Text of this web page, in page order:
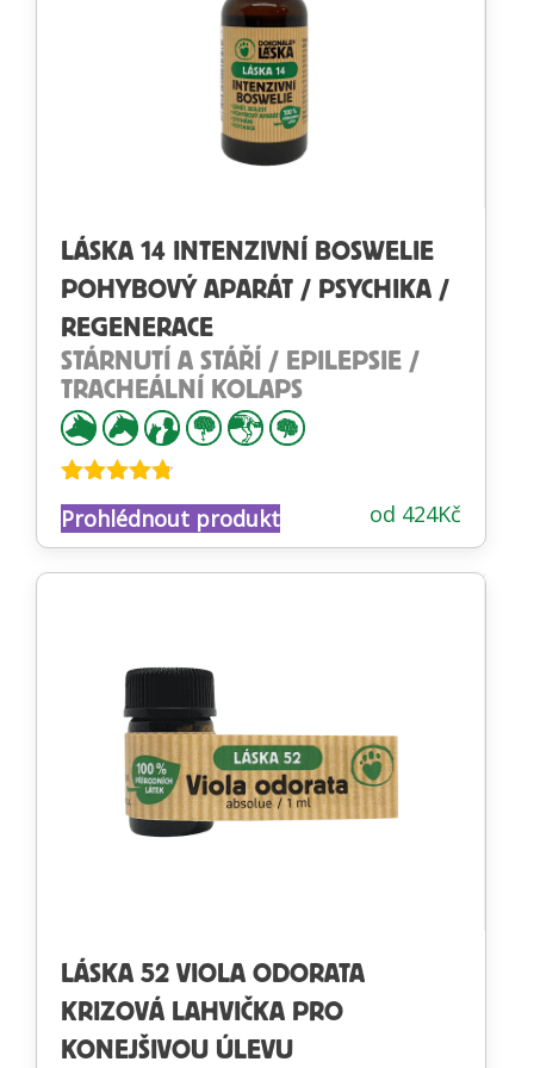
LÁSKA 14 INTENZIVNÍ BOSWELIE
POHYBOVÝ APARÁT / PSYCHIKA /
REGENERACE
STÁRNUTÍ A STÁŘÍ / EPILEPSIE /
TRACHEÁLNÍ KOLAPS
Hodnocení
4.68z 5 od 424Kč
Prohlédnout produkt
LÁSKA 52 VIOLA ODORATA
KRIZOVÁ LAHVIČKA PRO
KONEJŠIVOU ÚLEVU